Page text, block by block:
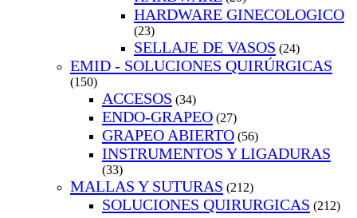
HARDWARE GINECOLOGICO
(23)
SELLAJE DE VASOS (24)
EMID - SOLUCIONES QUIRÚRGICAS
(150)
ACCESOS (34)
ENDO-GRAPEO (27)
GRAPEO ABIERTO (56)
INSTRUMENTOS Y LIGADURAS
(33)
MALLAS Y SUTURAS (212)
SOLUCIONES QUIRURGICAS (212)